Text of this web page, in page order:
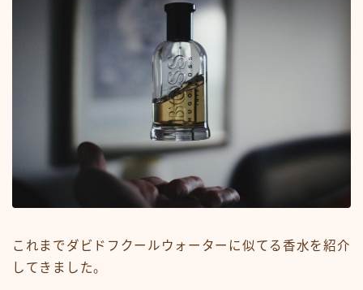
これまでダビドフクールウォーターに似てる香水を紹介
してきました。